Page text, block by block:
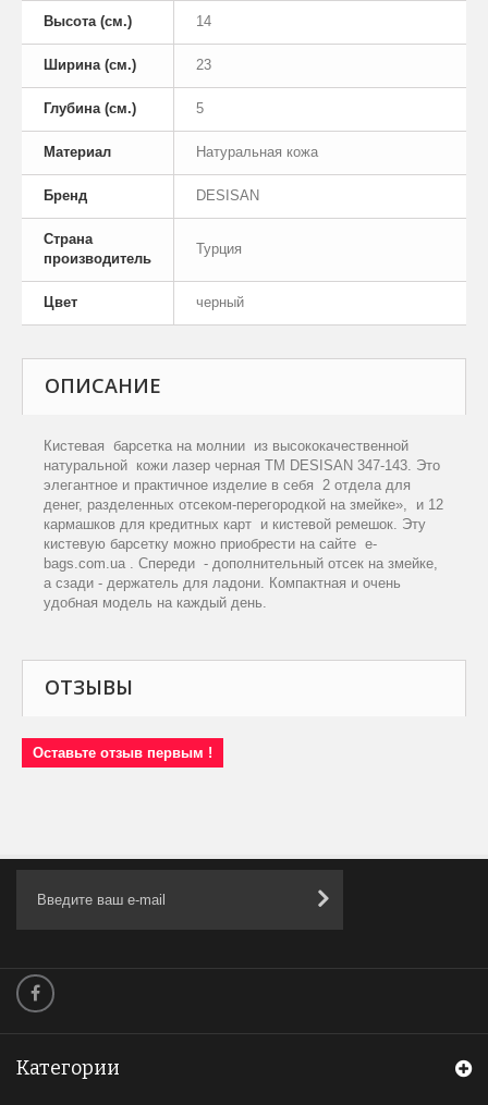
Высота (см.) 14
Ширина (см.) 23
Глубина (см.) 5
Материал Натуральная кожа
Бренд DESISAN
Страна
производитель
Турция
Цвет черный
ОПИСАНИЕ
Кистевая барсетка на молнии из высококачественной
натуральной кожи лазер черная TM DESISAN 347-143. Это
элегантное и практичное изделие в себя 2 отдела для
денег, разделенных отсеком-перегородкой на змейке», и 12
кармашков для кредитных карт и кистевой ремешок. Эту
кистевую барсетку можно приобрести на сайте e-
bags.com.ua . Спереди - дополнительный отсек на змейке,
а сзади - держатель для ладони. Компактная и очень
удобная модель на каждый день.
ОТЗЫВЫ
Оставьте отзыв первым !
Категории